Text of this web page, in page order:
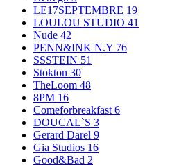
LE17SEPTEMBRE 19
LOULOU STUDIO 41
Nude 42
PENN&INK N.Y 76
SSSTEIN 51
Stokton 30
TheLoom 48
8PM 16
Comeforbreakfast 6
DOUCAL`S 3
Gerard Darel 9
Gia Studios 16
Good&Bad 2